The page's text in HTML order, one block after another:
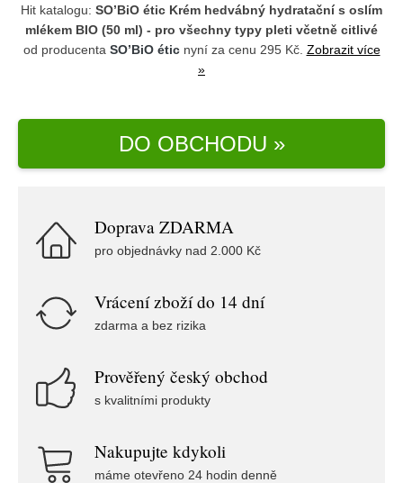
Hit katalogu: SO’BiO étic Krém hedvábný hydratační s oslím
mlékem BIO (50 ml) - pro všechny typy pleti včetně citlivé
od producenta SO’BiO éticnyní za cenu 295 Kč. Zobrazit více
»
DO OBCHODU »
Doprava ZDARMA
pro objednávky nad 2.000 Kč
Vrácení zboží do 14 dní
zdarma a bez rizika
Prověřený český obchod
s kvalitními produkty
Nakupujte kdykoli
máme otevřeno 24 hodin denně